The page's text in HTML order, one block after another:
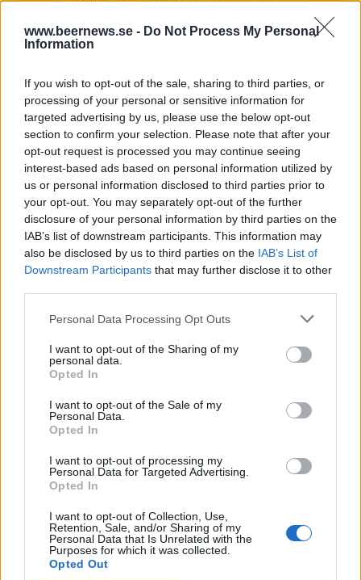
www.beernews.se - Do Not Process My Personal
Information
If you wish to opt-out of the sale, sharing to third parties, or
processing of your personal or sensitive information for
targeted advertising by us, please use the below opt-out
section to confirm your selection. Please note that after your
opt-out request is processed you may continue seeing
interest-based ads based on personal information utilized by
us or personal information disclosed to third parties prior to
your opt-out. You may separately opt-out of the further
disclosure of your personal information by third parties on the
IAB’s list of downstream participants. This information may
also be disclosed by us to third parties on the IAB’s List of
Downstream Participants that may further disclose it to other
Personal Data Processing Opt Outs
I want to opt-out of the Sharing of my
personal data.
Opted In
I want to opt-out of the Sale of my
Personal Data.
Opted In
I want to opt-out of processing my
Personal Data for Targeted Advertising.
Opted In
I want to opt-out of Collection, Use,
Retention, Sale, and/or Sharing of my
Personal Data that Is Unrelated with the
Purposes for which it was collected.
Opted Out
Systembolagets satsning på det lokala och
småskaliga sortimentet TSLS har blivit väldigt
populärt bland bryggerier. Drygt 350 svenska
bryggerier finns i dag på Systembolaget och de allra
flesta säljer sin öl via TSLS.
I det sortimentet hamnar man i ett antal lokala
butiker, men kan också välja att ha sina öl för
beställning och då köper Systembolaget in ölen till
– Alla nya öl kan vara på depåerna, men efter tre
månader gör vi en utvärdering. Det är ganska få öl
som kommer att åka ut, det krävs ganska små
volymer för att vara kvar, säger Systembolagets
Det nya systemet införs 1 juni och från 1 september
börjar de minst säljande ölen att fasas ut.
Förändringen görs för att Systembolaget behöver
mer plats på sina depåer, men också för att man vill
slippa hälla ut öl som passerat bäst före-datum.